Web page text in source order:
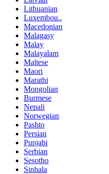
Lithuanian
Luxembou..
Macedonian
Malagasy
Malay
Malayalam
Maltese
Maori
Marathi
Mongolian
Burmese
Nepali
Norwegian
Pashto
Persian
Punjabi
Serbian
Sesotho
Sinhala